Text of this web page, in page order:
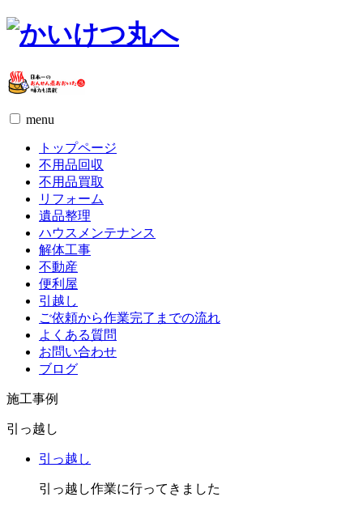
menu
トップページ
不用品回収
不用品買取
リフォーム
遺品整理
ハウスメンテナンス
解体工事
不動産
便利屋
引越し
ご依頼から作業完了までの流れ
よくある質問
お問い合わせ
ブログ
施工事例
引っ越し
引っ越し
引っ越し作業に行ってきました